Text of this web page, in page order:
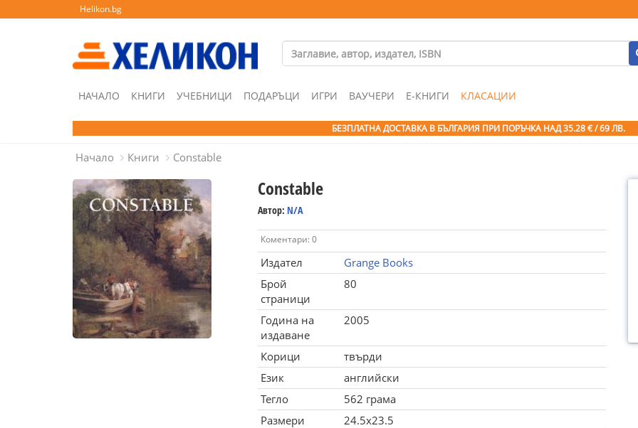
Helikon.bg
НАЧАЛО КНИГИ УЧЕБНИЦИ ПОДАРЪЦИ ИГРИ ВАУЧЕРИ Е-КНИГИ КЛАСАЦИИ
БЕЗПЛАТНА ДОСТАВКА В БЪЛГАРИЯ ПРИ ПОРЪЧКА НАД 35.28 € / 69 ЛВ.
Начало Книги Constable
Constable
Автор: N/A
Коментари: 0
Издател
Grange Books
Брой
страници
80
Година на
издаване
2005
Корици
твърди
Език
английски
Тегло
562 грама
Размери
24.5x23.5